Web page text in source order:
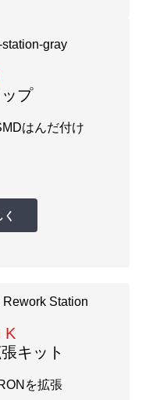
プ
はんだ付け
K
キット
を拡張